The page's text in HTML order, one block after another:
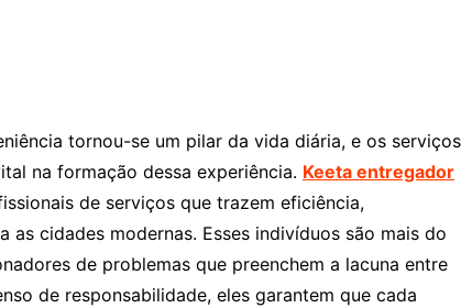
tornou-se um pilar da vida diária, e os serviços
na formação dessa experiência. Keeta entregador
de serviços que trazem eficiência,
as cidades modernas. Esses indivíduos são mais do
de problemas que preenchem a lacuna entre
de responsabilidade, eles garantem que cada